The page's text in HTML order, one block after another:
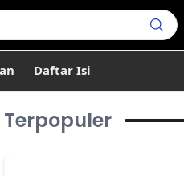
Daftar Isi
Terpopuler